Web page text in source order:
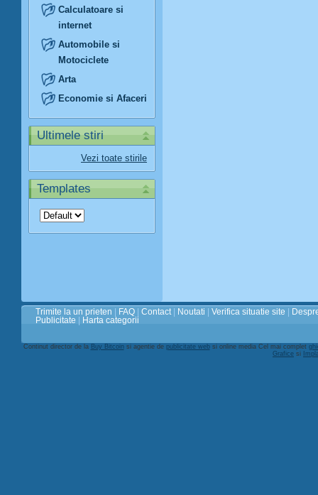
Calculatoare si
internet
Automobile si
Motociclete
Arta
Economie si Afaceri
Ultimele stiri
Vezi toate stirile
Templates
Trimite la un prieten FAQ Contact Noutati Verifica situatie site
Publicitate
Harta categorii
Continut director de la Buy Bitcoinsi agentie de publicitate websi online media Cel mai complet
Grafice si